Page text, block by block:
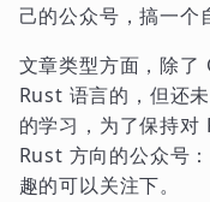
己的公众号，搞一个
文章类型方面，除了
Rust 语言的，但还
的学习，为了保持
Rust 方向的公众号
趣的可以关注下。